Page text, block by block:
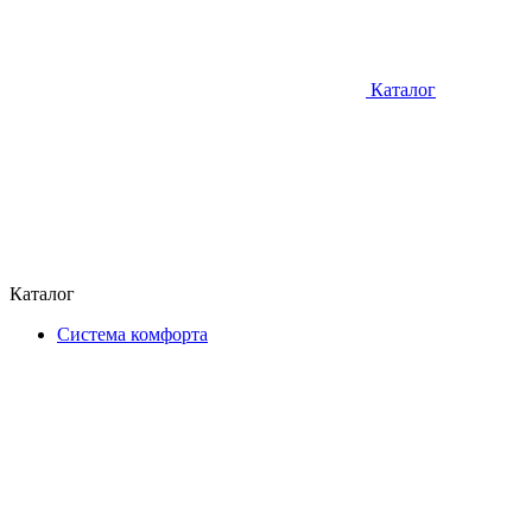
Каталог
Каталог
Система комфорта